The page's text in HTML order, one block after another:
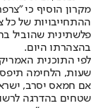
מקרון הוסיף כי
ההתחייבויות של כל
פלשתינית שהוביל
בהצהרתו היום.
שעות, הלחימה
אם חמאס יסרב,
שטחים בהדרגה